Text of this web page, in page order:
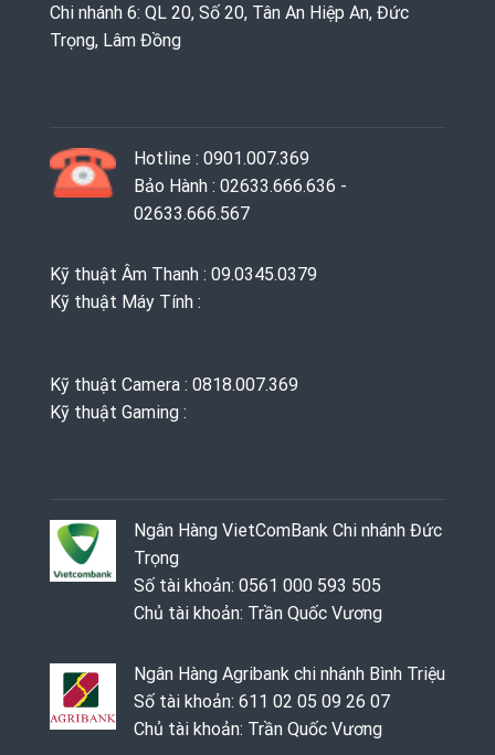
Chi nhánh 6: QL 20, Số 20, Tân An Hiệp An, Đức
Trọng, Lâm Đồng
Hotline : 0901.007.369
Bảo Hành : 02633.666.636 -
02633.666.567
Kỹ thuật Âm Thanh : 09.0345.0379
Kỹ thuật Máy Tính :
Kỹ thuật Camera : 0818.007.369
Kỹ thuật Gaming ‭: ‬
Ngân Hàng VietComBank Chi nhánh Đức
Trọng
Số tài khoản: 0561 000 593 505
Chủ tài khoản: Trần Quốc Vương
Ngân Hàng Agribank chi nhánh Bình Triệu
Số tài khoản: 611 02 05 09 26 07
Chủ tài khoản: Trần Quốc Vương